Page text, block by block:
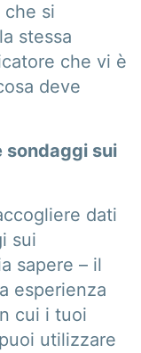
si
stessa
che vi è
deve
sondaggi sui
dati
sui
sapere – il
esperienza
cui i tuoi
utilizzare